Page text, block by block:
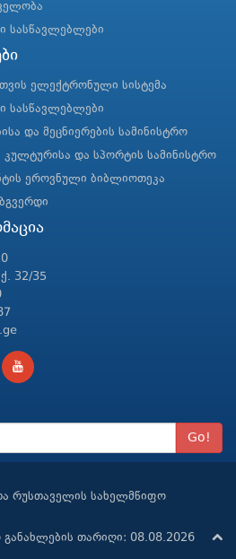
სასწავლებლები
ელექტრონული სისტემა
სასწავლებლები
და მეცნიერების სამინისტრო
კულტურისა და სპორტის სამინისტრო
ეროვნული ბიბლიოთეკა
32/35
Go!
რუსთაველის სახელმწიფო
თარიღი: 08.08.2026